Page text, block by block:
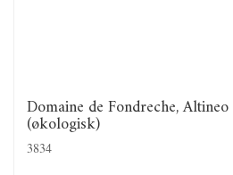
Domaine de Fondreche,
(økologisk)
3834